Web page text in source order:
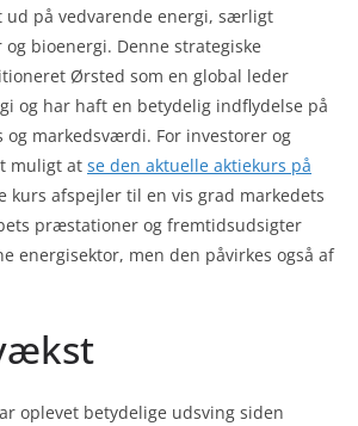
ud på vedvarende energi, særligt
bioenergi. Denne strategiske
Ørsted som en global leder
og har haft en betydelig indflydelse på
og markedsværdi. For investorer og
muligt at se den aktuelle aktiekurs på
kurs afspejler til en vis grad markedets
præstationer og fremtidsudsigter
energisektor, men den påvirkes også af
oplevet betydelige udsving siden